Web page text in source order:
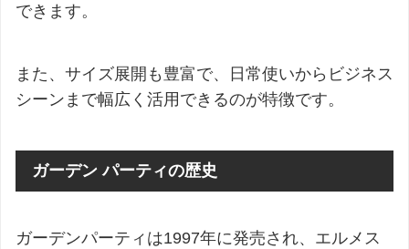
できます。
また、サイズ展開も豊富で、日常使いからビジネス
シーンまで幅広く活用できるのが特徴です。
ガーデン パーティの歴史
ガーデンパーティは1997年に発売され、エルメス